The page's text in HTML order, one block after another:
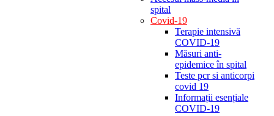
spital
Covid-19
Terapie intensivă
COVID-19
Măsuri anti-
epidemice în spital
Teste pcr si anticorpi
covid 19
Informații esențiale
COVID-19